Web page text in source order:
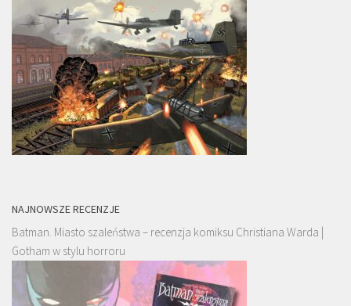
NAJNOWSZE RECENZJE
Batman. Miasto szaleństwa – recenzja komiksu Christiana Warda |
Gotham w stylu horroru